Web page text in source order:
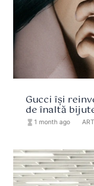
Gucci își
de înaltă
hourglass_full 1 month ago